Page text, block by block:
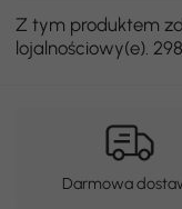
Z tym produktem
lojalnościowy(e).
Darmowa